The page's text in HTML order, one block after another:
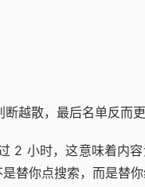
越散，最后名单反而更
2 小时，这意味着内
替你点搜索，而是替你